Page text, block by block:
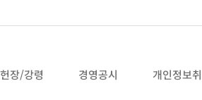
헌장/강령 경영공시 개인정보